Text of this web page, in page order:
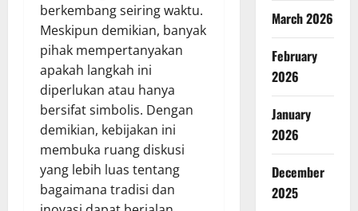
berkembang seiring waktu.
Meskipun demikian, banyak
pihak mempertanyakan
apakah langkah ini
diperlukan atau hanya
bersifat simbolis. Dengan
demikian, kebijakan ini
membuka ruang diskusi
yang lebih luas tentang
bagaimana tradisi dan
March 2026
February
2026
January
2026
December
2025